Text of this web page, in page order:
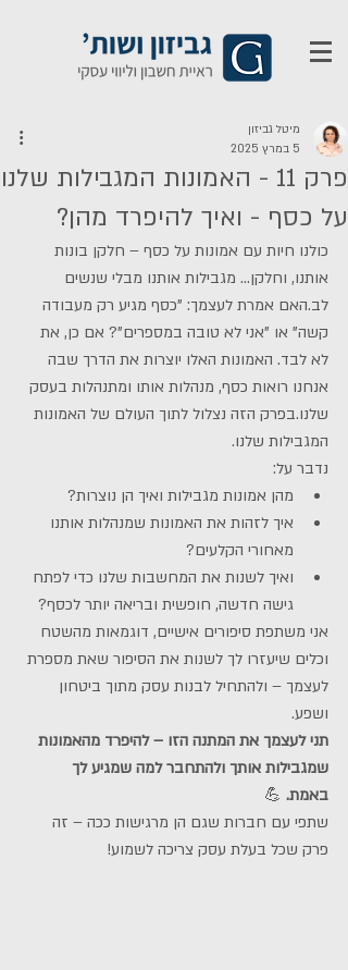
פרק 11 - האמונות המגבילות שלנו
על כסף - ואיך להיפרד מהן?
מיטל גביזון
5 במרץ 2025
כולנו חיות עם אמונות על כסף – חלקן בונות
אותנו, וחלקן... מגבילות אותנו מבלי שנשים
לב.האם אמרת לעצמך: "כסף מגיע רק מעבודה
קשה" או "אני לא טובה במספרים"? אם כן, את
לא לבד. האמונות האלו יוצרות את הדרך שבה
אנחנו רואות כסף, מנהלות אותו ומתנהלות בעסק
שלנו.בפרק הזה נצלול לתוך העולם של האמונות
המגבילות שלנו.
נדבר על:
מהן אמונות מגבילות ואיך הן נוצרות?
איך לזהות את האמונות שמנהלות אותנו
מאחורי הקלעים?
ואיך לשנות את המחשבות שלנו כדי לפתח
גישה חדשה, חופשית ובריאה יותר לכסף?
אני משתפת סיפורים אישיים, דוגמאות מהשטח
וכלים שיעזרו לך לשנות את הסיפור שאת מספרת
לעצמך – ולהתחיל לבנות עסק מתוך ביטחון
ושפע.
תני לעצמך את המתנה הזו – להיפרד מהאמונות
שמגבילות אותך ולהתחבר למה שמגיע לך
באמת. 💪
שתפי עם חברות שגם הן מרגישות ככה – זה
פרק שכל בעלת עסק צריכה לשמוע!